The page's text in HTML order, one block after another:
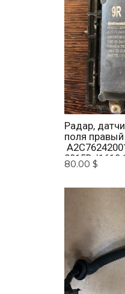
Радар,
поля
2015DJ1610
trail 2012-
80.00 $